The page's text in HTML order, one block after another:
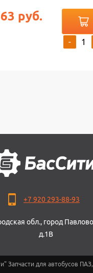
руб.
-
+7 920 293-88-93
обл., город
д.1В
Запчасти для автобусов